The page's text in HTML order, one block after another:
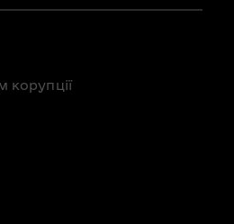
правнича допомога
корупції